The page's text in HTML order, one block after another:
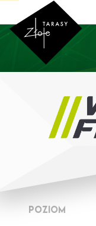
POZIOM